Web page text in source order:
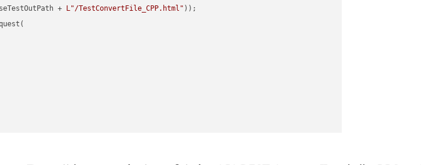
+ L"/TestConvertFile_CPP.html"